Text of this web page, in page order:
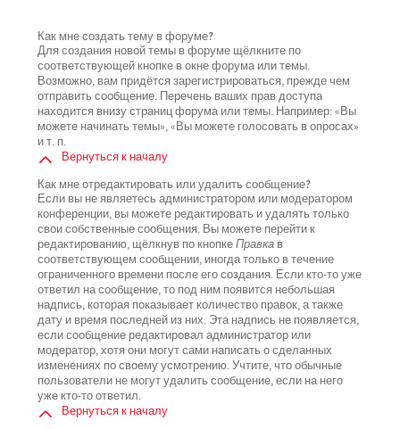
Как мне создать тему в форуме?
Для создания новой темы в форуме щёлкните по
соответствующей кнопке в окне форума или темы.
Возможно, вам придётся зарегистрироваться, прежде чем
отправить сообщение. Перечень ваших прав доступа
находится внизу страниц форума или темы. Например: «Вы
можете начинать темы», «Вы можете голосовать в опросах»
и т. п.
Вернуться к началу
Как мне отредактировать или удалить сообщение?
Если вы не являетесь администратором или модератором
конференции, вы можете редактировать и удалять только
свои собственные сообщения. Вы можете перейти к
редактированию, щёлкнув по кнопкеПравкав
соответствующем сообщении, иногда только в течение
ограниченного времени после его создания. Если кто-то уже
ответил на сообщение, то под ним появится небольшая
надпись, которая показывает количество правок, а также
дату и время последней из них. Эта надпись не появляется,
если сообщение редактировал администратор или
модератор, хотя они могут сами написать о сделанных
изменениях по своему усмотрению. Учтите, что обычные
пользователи не могут удалить сообщение, если на него
уже кто-то ответил.
Вернуться к началу